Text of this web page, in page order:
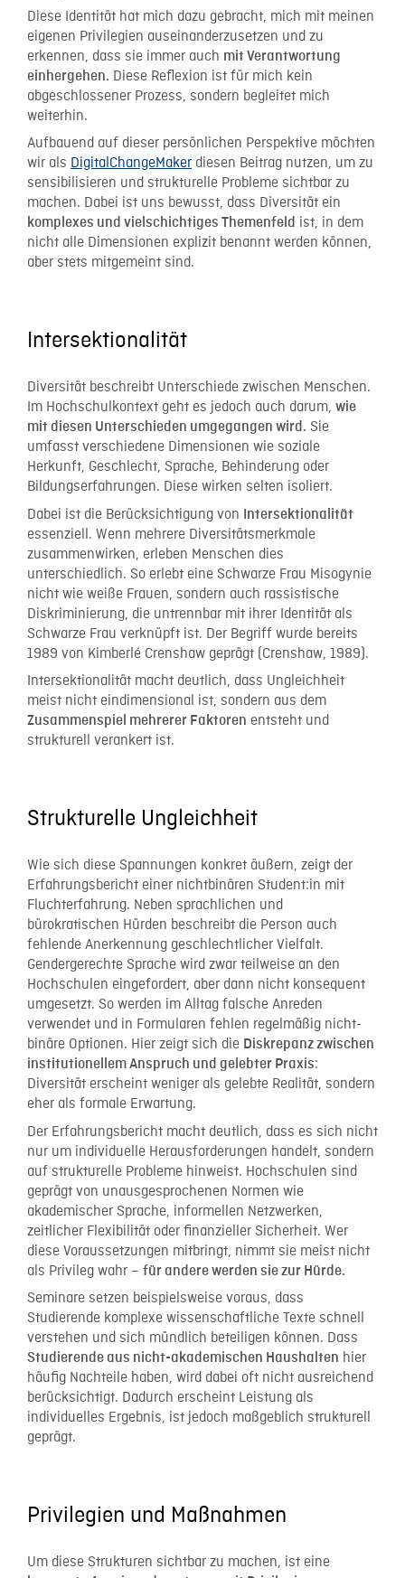
Diese Identität hat mich dazu gebracht, mich mit meinen
eigenen Privilegien auseinanderzusetzen und zu
erkennen, dass sie immer auch mit Verantwortung
einhergehen. Diese Reflexion ist für mich kein
abgeschlossener Prozess, sondern begleitet mich
weiterhin.
Aufbauend auf dieser persönlichen Perspektive möchten
wir als DigitalChangeMaker diesen Beitrag nutzen, um zu
sensibilisieren und strukturelle Probleme sichtbar zu
machen. Dabei ist uns bewusst, dass Diversität ein
komplexes und vielschichtiges Themenfeld ist, in dem
nicht alle Dimensionen explizit benannt werden können,
aber stets mitgemeint sind.
Intersektionalität
Diversität beschreibt Unterschiede zwischen Menschen.
Im Hochschulkontext geht es jedoch auch darum, wie
mit diesen Unterschieden umgegangen wird. Sie
umfasst verschiedene Dimensionen wie soziale
Herkunft, Geschlecht, Sprache, Behinderung oder
Bildungserfahrungen. Diese wirken selten isoliert.
Dabei ist die Berücksichtigung von Intersektionalität
essenziell. Wenn mehrere Diversitätsmerkmale
zusammenwirken, erleben Menschen dies
unterschiedlich. So erlebt eine Schwarze Frau Misogynie
nicht wie weiße Frauen, sondern auch rassistische
Diskriminierung, die untrennbar mit ihrer Identität als
Schwarze Frau verknüpft ist. Der Begriff wurde bereits
1989 von Kimberlé Crenshaw geprägt (Crenshaw, 1989).
Intersektionalität macht deutlich, dass Ungleichheit
meist nicht eindimensional ist, sondern aus dem
Zusammenspiel mehrerer Faktoren entsteht und
strukturell verankert ist.
Strukturelle Ungleichheit
Wie sich diese Spannungen konkret äußern, zeigt der
Erfahrungsbericht einer nichtbinären Student:in mit
Fluchterfahrung. Neben sprachlichen und
bürokratischen Hürden beschreibt die Person auch
fehlende Anerkennung geschlechtlicher Vielfalt.
Gendergerechte Sprache wird zwar teilweise an den
Hochschulen eingefordert, aber dann nicht konsequent
umgesetzt. So werden im Alltag falsche Anreden
verwendet und in Formularen fehlen regelmäßig nicht-
binäre Optionen. Hier zeigt sich die Diskrepanz zwischen
institutionellem Anspruch und gelebter Praxis:
Diversität erscheint weniger als gelebte Realität, sondern
eher als formale Erwartung.
Der Erfahrungsbericht macht deutlich, dass es sich nicht
nur um individuelle Herausforderungen handelt, sondern
auf strukturelle Probleme hinweist. Hochschulen sind
geprägt von unausgesprochenen Normen wie
akademischer Sprache, informellen Netzwerken,
zeitlicher Flexibilität oder finanzieller Sicherheit. Wer
diese Voraussetzungen mitbringt, nimmt sie meist nicht
als Privileg wahr – für andere werden sie zur Hürde.
Seminare setzen beispielsweise voraus, dass
Studierende komplexe wissenschaftliche Texte schnell
verstehen und sich mündlich beteiligen können. Dass
Studierende aus nicht-akademischen Haushalten hier
häufig Nachteile haben, wird dabei oft nicht ausreichend
berücksichtigt. Dadurch erscheint Leistung als
individuelles Ergebnis, ist jedoch maßgeblich strukturell
geprägt.
Privilegien und Maßnahmen
Um diese Strukturen sichtbar zu machen, ist eine